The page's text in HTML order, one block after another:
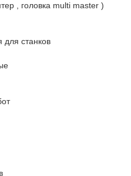
, головка multi master )
для станков